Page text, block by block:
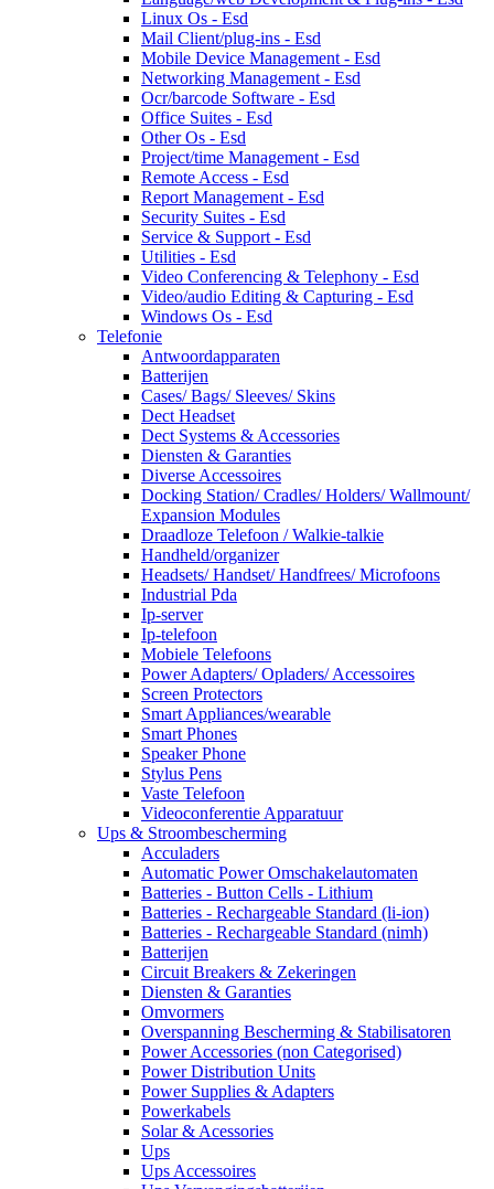
Linux Os - Esd
Mail Client/plug-ins - Esd
Mobile Device Management - Esd
Networking Management - Esd
Ocr/barcode Software - Esd
Office Suites - Esd
Other Os - Esd
Project/time Management - Esd
Remote Access - Esd
Report Management - Esd
Security Suites - Esd
Service & Support - Esd
Utilities - Esd
Video Conferencing & Telephony - Esd
Video/audio Editing & Capturing - Esd
Windows Os - Esd
Telefonie
Antwoordapparaten
Batterijen
Cases/ Bags/ Sleeves/ Skins
Dect Headset
Dect Systems & Accessories
Diensten & Garanties
Diverse Accessoires
Docking Station/ Cradles/ Holders/ Wallmount/
Expansion Modules
Draadloze Telefoon / Walkie-talkie
Handheld/organizer
Headsets/ Handset/ Handfrees/ Microfoons
Industrial Pda
Ip-server
Ip-telefoon
Mobiele Telefoons
Power Adapters/ Opladers/ Accessoires
Screen Protectors
Smart Appliances/wearable
Smart Phones
Speaker Phone
Stylus Pens
Vaste Telefoon
Videoconferentie Apparatuur
Ups & Stroombescherming
Acculaders
Automatic Power Omschakelautomaten
Batteries - Button Cells - Lithium
Batteries - Rechargeable Standard (li-ion)
Batteries - Rechargeable Standard (nimh)
Batterijen
Circuit Breakers & Zekeringen
Diensten & Garanties
Omvormers
Overspanning Bescherming & Stabilisatoren
Power Accessories (non Categorised)
Power Distribution Units
Power Supplies & Adapters
Powerkabels
Solar & Acessories
Ups
Ups Accessoires